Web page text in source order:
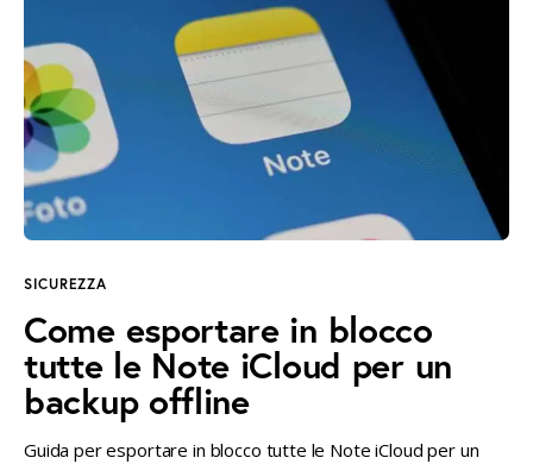
Sicurezza
Intrattenimento
Web Log
threadstwitter-
x
rss
SICUREZZA
Come esportare in blocco
tutte le Note iCloud per un
backup offline
Guida per esportare in blocco tutte le Note iCloud per un